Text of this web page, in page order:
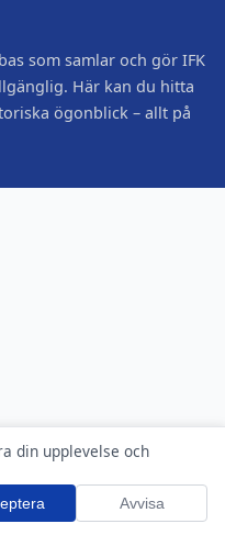
din upplevelse och
Avvisa
som samlar och gör IFK
Här kan du hitta
ögonblick – allt på